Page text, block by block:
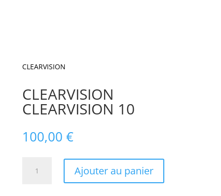
CLEARVISION
CLEARVISION
CLEARVISION 10
100,00 €
CLEARVISION
Ajouter au panier